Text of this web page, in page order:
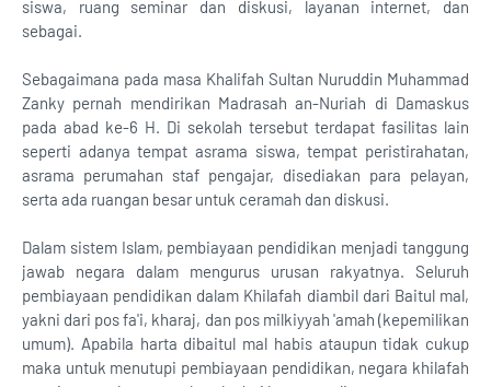
siswa, ruang seminar dan diskusi, layanan internet, dan
sebagai.
Sebagaimana pada masa Khalifah Sultan Nuruddin Muhammad
Zanky pernah mendirikan Madrasah an-Nuriah di Damaskus
pada abad ke-6 H. Di sekolah tersebut terdapat fasilitas lain
seperti adanya tempat asrama siswa, tempat peristirahatan,
asrama perumahan staf pengajar, disediakan para pelayan,
serta ada ruangan besar untuk ceramah dan diskusi.
Dalam sistem Islam, pembiayaan pendidikan menjadi tanggung
jawab negara dalam mengurus urusan rakyatnya. Seluruh
pembiayaan pendidikan dalam Khilafah diambil dari Baitul mal,
yakni dari pos fa'i, kharaj, dan pos milkiyyah 'amah (kepemilikan
umum). Apabila harta dibaitul mal habis ataupun tidak cukup
maka untuk menutupi pembiayaan pendidikan, negara khilafah